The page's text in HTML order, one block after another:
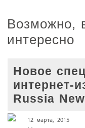
Возможно,
интересно
Новое
интернет-
Russia
12 марта, 2015